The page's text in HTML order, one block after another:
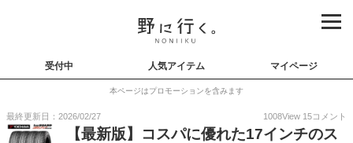
受付中 人気アイテム マイページ
本ページはプロモーションを含みます
最終更新日：2026/02/27 1008View 15コメント
【最新版】コスパに優れた17インチのス